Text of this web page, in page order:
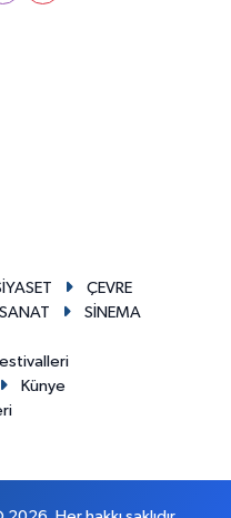
ÇEVRE
SİNEMA
Künye